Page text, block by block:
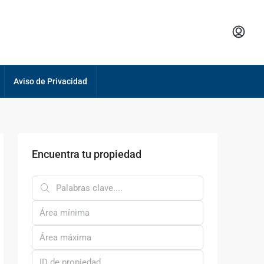
Aviso de Privacidad
Encuentra tu propiedad